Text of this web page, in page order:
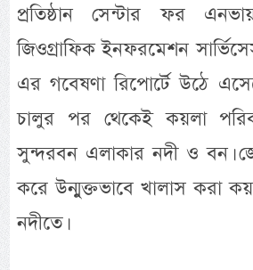
প্রতিষ্ঠান সেন্টার ফর
জিওগ্রাফিক ইনফরমেশন
এর গবেষণা রিপোর্টে উঠে
চালুর পর থেকেই কয়লা
সুন্দরবন এলাকার নদী ও বন।
করে উন্মুক্তভাবে খালাস করা
নদীতে।